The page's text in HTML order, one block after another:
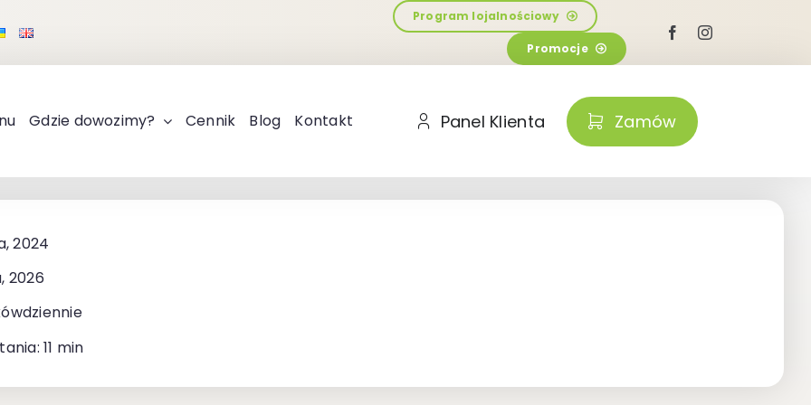
Program lojalnościowy
Promocje
Gdzie dowozimy? Cennik Blog Kontakt Panel Klienta Zamów
2024
2026
11 min